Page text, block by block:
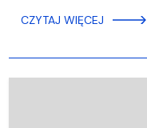
CZYTAJ WIĘCEJ